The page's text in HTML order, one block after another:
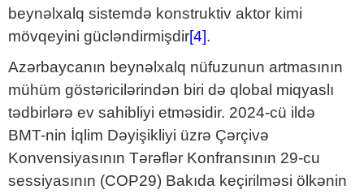
beynəlxalq sistemdə konstruktiv aktor kimi
mövqeyini gücləndirmişdir[4].
Azərbaycanın beynəlxalq nüfuzunun artmasının
mühüm göstəricilərindən biri də qlobal miqyaslı
tədbirlərə ev sahibliyi etməsidir. 2024-cü ildə
BMT-nin İqlim Dəyişikliyi üzrə Çərçivə
Konvensiyasının Tərəflər Konfransının 29-cu
sessiyasının (COP29) Bakıda keçirilməsi ölkənin